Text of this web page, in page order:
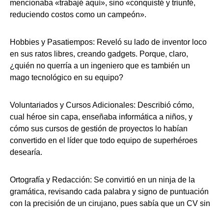
mencionaba «trabajé aquí», sino «conquisté y triunfé,
reduciendo costos como un campeón».
Hobbies y Pasatiempos: Reveló su lado de inventor loco
en sus ratos libres, creando gadgets. Porque, claro,
¿quién no querría a un ingeniero que es también un
mago tecnológico en su equipo?
Voluntariados y Cursos Adicionales: Describió cómo,
cual héroe sin capa, enseñaba informática a niños, y
cómo sus cursos de gestión de proyectos lo habían
convertido en el líder que todo equipo de superhéroes
desearía.
Ortografía y Redacción: Se convirtió en un ninja de la
gramática, revisando cada palabra y signo de puntuación
con la precisión de un cirujano, pues sabía que un CV sin